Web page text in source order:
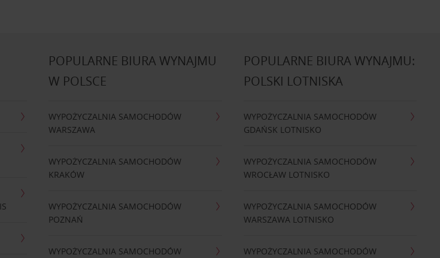
POPULARNE BIURA WYNAJMU
W POLSCE
WYPOŻYCZALNIA SAMOCHODÓW
WARSZAWA
WYPOŻYCZALNIA SAMOCHODÓW
KRAKÓW
WYPOŻYCZALNIA SAMOCHODÓW
POZNAŃ
WYPOŻYCZALNIA SAMOCHODÓW
POPULARNE BIURA WYNAJMU:
POLSKI LOTNISKA
WYPOŻYCZALNIA SAMOCHODÓW
GDAŃSK LOTNISKO
WYPOŻYCZALNIA SAMOCHODÓW
WROCŁAW LOTNISKO
WYPOŻYCZALNIA SAMOCHODÓW
WARSZAWA LOTNISKO
WYPOŻYCZALNIA SAMOCHODÓW